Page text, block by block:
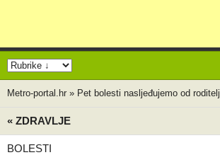
Metro-portal.hr » Pet bolesti nasljeđujemo od
« ZDRAVLJE
BOLESTI